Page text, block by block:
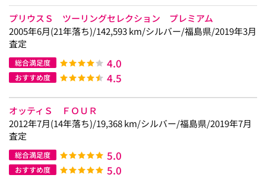
プリウスＳ ツーリングセレクション プレミアム
2005年6月(21年落ち)/142,593 km/シルバー/福島県/2019年3月
査定
総合満足度 4.0
おすすめ度 4.5
オッティＳ ＦＯＵＲ
2012年7月(14年落ち)/19,368 km/シルバー/福島県/2019年7月
査定
総合満足度 5.0
おすすめ度 5.0